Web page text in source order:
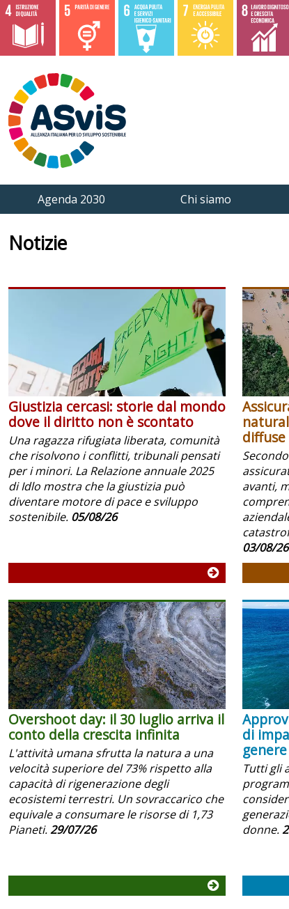
Agenda 2030 Chi siamo
Notizie
Giustizia cercasi: storie dal mondo
dove il diritto non è scontato
Una ragazza rifugiata liberata, comunità
che risolvono i conflitti, tribunali pensati
per i minori. La Relazione annuale 2025
di Idlo mostra che la giustizia può
diventare motore di pace e sviluppo
sostenibile. 05/08/26
diffuse
avanti,
03/08/26
Overshoot day: il 30 luglio arriva il
conto della crescita infinita
L'attività umana sfrutta la natura a una
velocità superiore del 73% rispetto alla
capacità di rigenerazione degli
ecosistemi terrestri. Un sovraccarico che
equivale a consumare le risorse di 1,73
Pianeti.29/07/26
di
genere
Tutti gli
donne.